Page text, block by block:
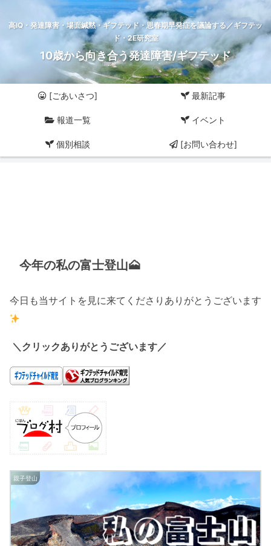
高IQ・発達障害・場面緘黙・ギフテッド・思春期早発症を議論する／ギフテッ
ド・2E研究室
10歳から向き合う発達障害/ギフテッド
[ごあいさつ] 最新記事
報道一覧 イベント
個別相談 [お問い合わせ]
今年の私の富士登山🗻
今日も当サイトを見に来てくださりありがとうございます
＼クリックありがとうございます／
親子登山